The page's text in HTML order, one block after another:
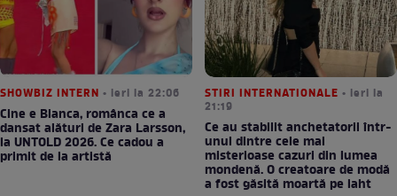
SHOWBIZ INTERN • ieri la 22:06
Cine e Bianca, românca ce a
dansat alături de Zara Larsson,
la UNTOLD 2026. Ce cadou a
primit de la artistă
STIRI INTERNATIONALE • ieri la
21:19
Ce au stabilit anchetatorii într-
unul dintre cele mai
misterioase cazuri din lumea
mondenă. O creatoare de modă
a fost găsită moartă pe iaht